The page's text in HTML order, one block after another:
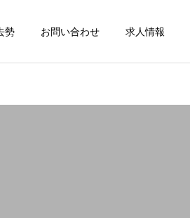
勢 お問い合わせ 求人情報
詳細を見る